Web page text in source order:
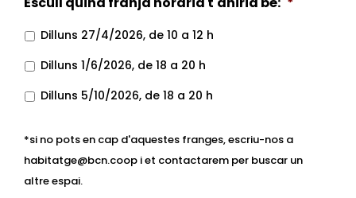
Dilluns 27/4/2026, de 10 a 12 h
Dilluns 1/6/2026, de 18 a 20 h
Dilluns 5/10/2026, de 18 a 20 h
*si no pots en cap d'aquestes franges, escriu-nos a
habitatge@bcn.coop i et contactarem per buscar un
altre espai.